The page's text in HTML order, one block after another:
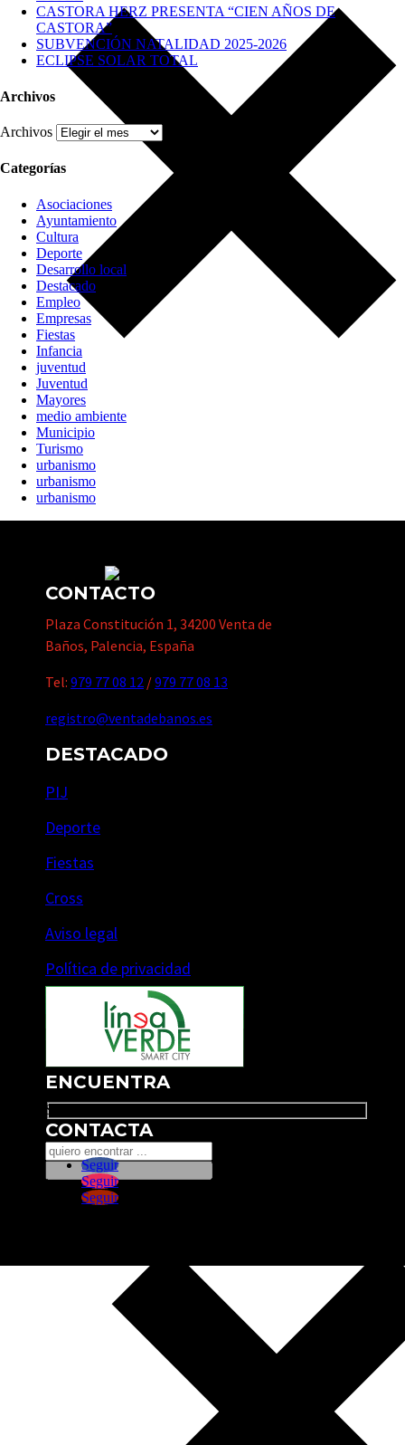
CASTORA HERZ PRESENTA “CIEN AÑOS DE
CASTORA”
SUBVENCIÓN NATALIDAD 2025-2026
ECLIPSE SOLAR TOTAL
Archivos
Archivos
Categorías
Asociaciones
Ayuntamiento
Cultura
Deporte
Desarrollo local
Destacado
Empleo
Empresas
Fiestas
Infancia
juventud
Juventud
Mayores
medio ambiente
Municipio
Turismo
urbanismo
urbanismo
urbanismo
CONTACTO
Plaza Constitución 1, 34200 Venta de
Baños, Palencia, España
Tel: 979 77 08 12 /979 77 08 13
registro@ventadebanos.es
DESTACADO
PIJ
Deporte
Fiestas
Cross
Aviso legal
Política de privacidad
ENCUENTRA
Search
CONTACTA
Seguir
Seguir
Seguir